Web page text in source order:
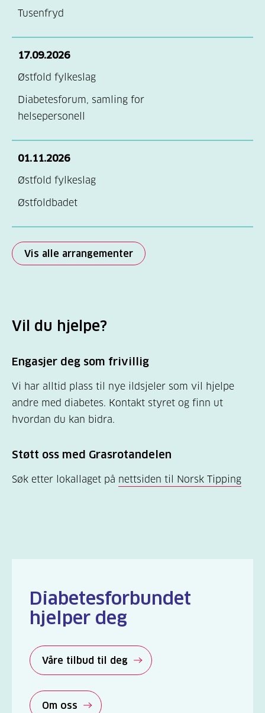
Tusenfryd
17.09.2026
Østfold fylkeslag
Diabetesforum, samling for
helsepersonell
01.11.2026
Østfold fylkeslag
Østfoldbadet
Vis alle arrangementer
Vil du hjelpe?
Engasjer deg som frivillig
Vi har alltid plass til nye ildsjeler som vil hjelpe
andre med diabetes. Kontakt styret og finn ut
hvordan du kan bidra.
Støtt oss med Grasrotandelen
Søk etter lokallaget på nettsiden til Norsk Tipping
Diabetesforbundet
hjelper deg
Våre tilbud til deg
Om oss